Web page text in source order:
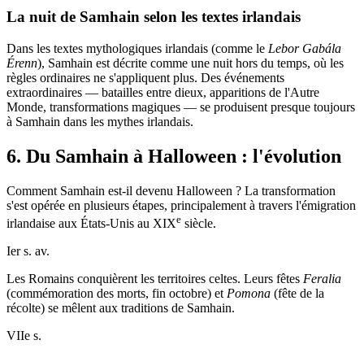
La nuit de Samhain selon les textes irlandais
Dans les textes mythologiques irlandais (comme le Lebor Gabála
Érenn), Samhain est décrite comme une nuit hors du temps, où les
règles ordinaires ne s'appliquent plus. Des événements
extraordinaires — batailles entre dieux, apparitions de l'Autre
Monde, transformations magiques — se produisent presque toujours
à Samhain dans les mythes irlandais.
6. Du Samhain à Halloween : l'évolution
Comment Samhain est-il devenu Halloween ? La transformation
s'est opérée en plusieurs étapes, principalement à travers l'émigration
irlandaise aux États-Unis au XIXe siècle.
Ier s. av.
Les Romains conquièrent les territoires celtes. Leurs fêtes Feralia
(commémoration des morts, fin octobre) et Pomona (fête de la
récolte) se mêlent aux traditions de Samhain.
VIIe s.